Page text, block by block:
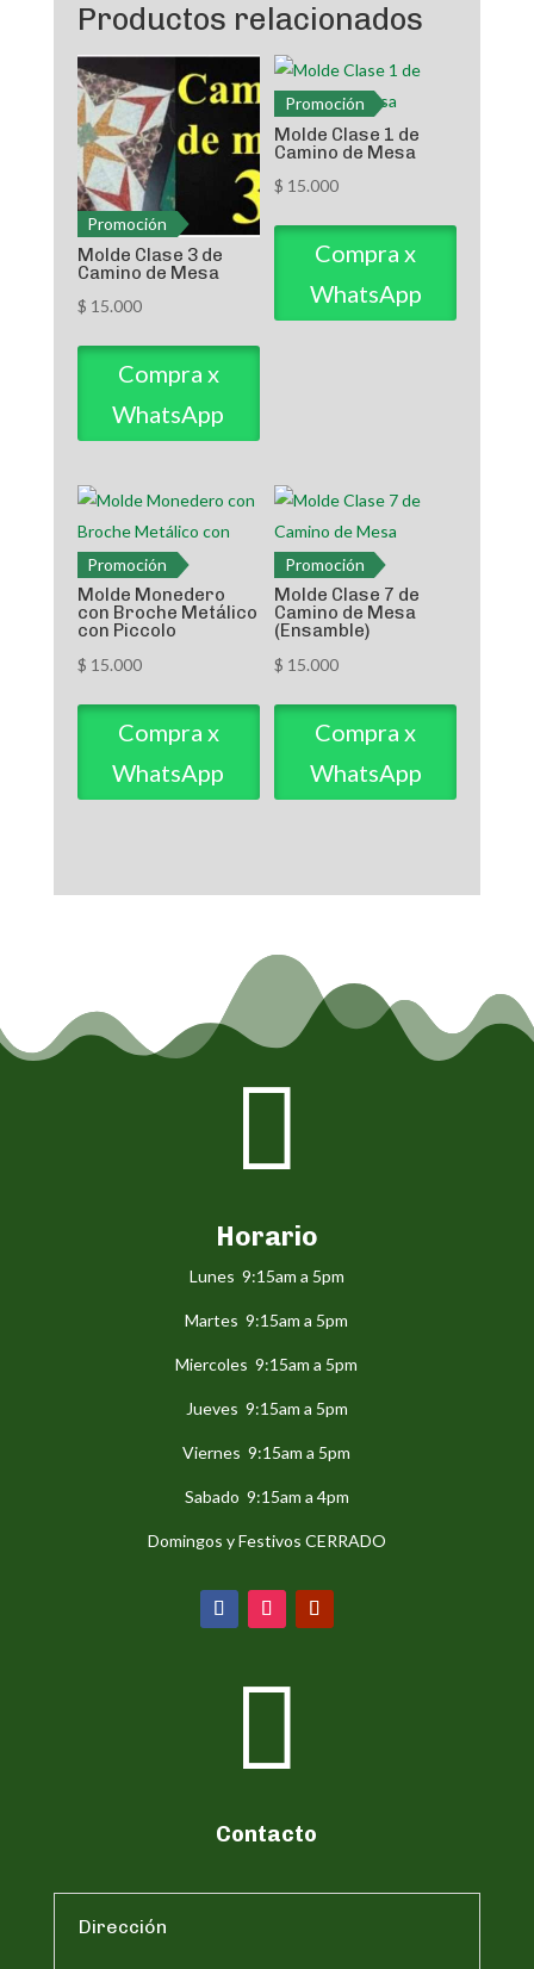
Productos relacionados
Promoción
Molde Clase 3 de
Camino de Mesa
$ 15.000
Compra x
WhatsApp
Promoción
Molde Clase 1 de
Camino de Mesa
$ 15.000
Compra x
WhatsApp
Promoción
Molde Monedero
con Broche Metálico
con Piccolo
$ 15.000
Compra x
WhatsApp
Promoción
Molde Clase 7 de
Camino de Mesa
(Ensamble)
$ 15.000
Compra x
WhatsApp

Horario
Lunes 9:15am a 5pm
Martes 9:15am a 5pm
Miercoles 9:15am a 5pm
Jueves 9:15am a 5pm
Viernes 9:15am a 5pm
Sabado 9:15am a 4pm
Domingos y Festivos CERRADO

Contacto
Dirección